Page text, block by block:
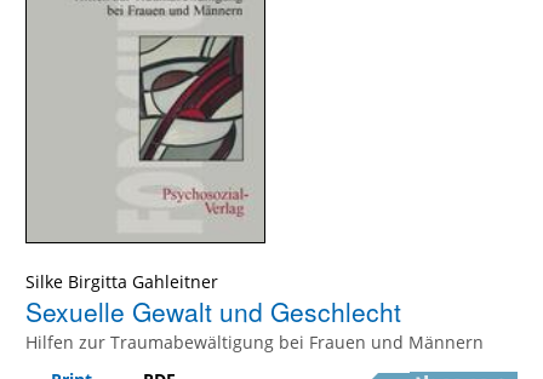
Silke Birgitta Gahleitner
Sexuelle Gewalt und Geschlecht
Hilfen zur Traumabewältigung bei Frauen und Männern